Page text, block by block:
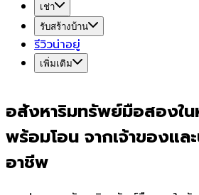
เช่า
รับสร้างบ้าน
รีวิวน่าอยู่
เพิ่มเติม
อสังหาริมทรัพย์มือสองใ
พร้อมโอน จากเจ้าของแล
อาชีพ